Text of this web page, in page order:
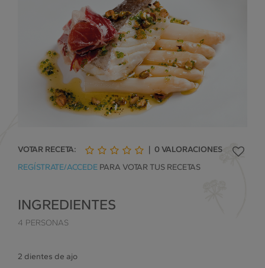
VOTAR RECETA:
1
de
2
de de
4
de
5
de
| 0VALORACIONES
REGÍSTRATE/ACCEDE PARA VOTAR TUS RECETAS
INGREDIENTES
4 PERSONAS
2 dientes de ajo